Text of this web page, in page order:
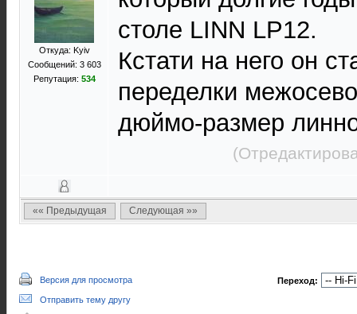
Откуда: Kyiv
Сообщений: 3 603
Репутация: 534
столе LINN LP12.
Кстати на него он
переделки
дюймо-размер
«« Предыдущая Следующая »»
Версия для просмотра
Отправить тему другу
Переход: